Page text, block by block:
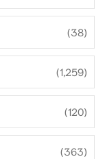
(38)
(1,259)
(120)
(363)